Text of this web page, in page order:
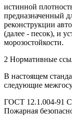
истинной
предназначенный
реконструкции
(далее - песок), и
морозостойкости.
2 Нормативные
В настоящем
следующие
ГОСТ 12.1.004-91
Пожарная